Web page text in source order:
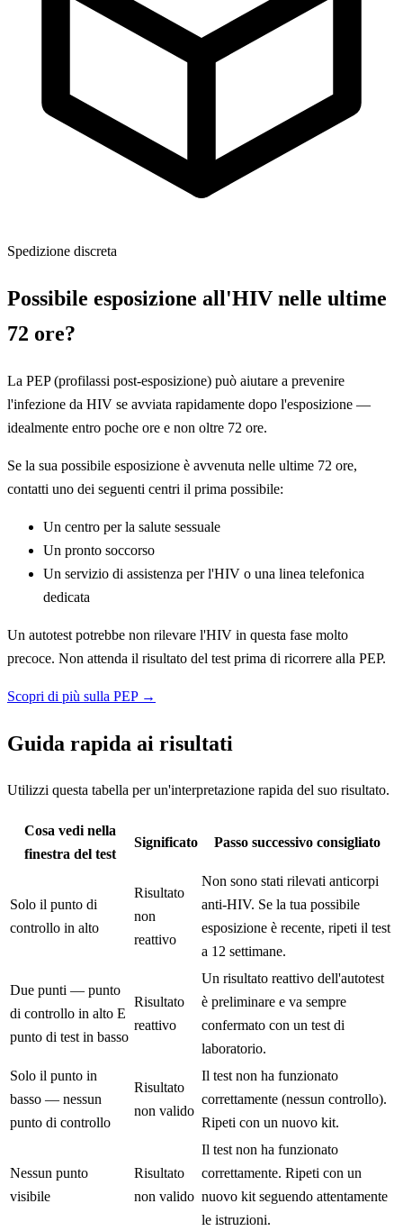
Spedizione discreta
Possibile esposizione all'HIV nelle ultime
72 ore?
La PEP (profilassi post-esposizione) può aiutare a prevenire
l'infezione da HIV se avviata rapidamente dopo l'esposizione —
idealmente entro poche ore e non oltre 72 ore.
Se la sua possibile esposizione è avvenuta nelle ultime 72 ore,
contatti uno dei seguenti centri il prima possibile:
Un centro per la salute sessuale
Un pronto soccorso
Un servizio di assistenza per l'HIV o una linea telefonica
dedicata
Un autotest potrebbe non rilevare l'HIV in questa fase molto
precoce. Non attenda il risultato del test prima di ricorrere alla PEP.
Scopri di più sulla PEP →
Guida rapida ai risultati
Utilizzi questa tabella per un'interpretazione rapida del suo risultato.
Cosa vedi nella
finestra del test
Significato Passo successivo consigliato
Solo il punto di
controllo in alto
Risultato
non
reattivo
Non sono stati rilevati anticorpi
anti-HIV. Se la tua possibile
esposizione è recente, ripeti il test
a 12 settimane.
Due punti — punto
di controllo in alto E
punto di test in basso
Risultato
reattivo
Un risultato reattivo dell'autotest
è preliminare e va sempre
confermato con un test di
laboratorio.
Solo il punto in
basso — nessun
punto di controllo
Risultato
non valido
Il test non ha funzionato
correttamente (nessun controllo).
Ripeti con un nuovo kit.
Nessun punto
visibile
Risultato
non valido
Il test non ha funzionato
correttamente. Ripeti con un
nuovo kit seguendo attentamente
le istruzioni.